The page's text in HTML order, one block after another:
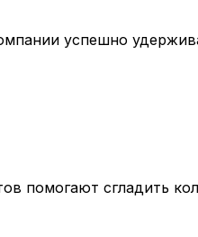
успешно
помогают сгладить